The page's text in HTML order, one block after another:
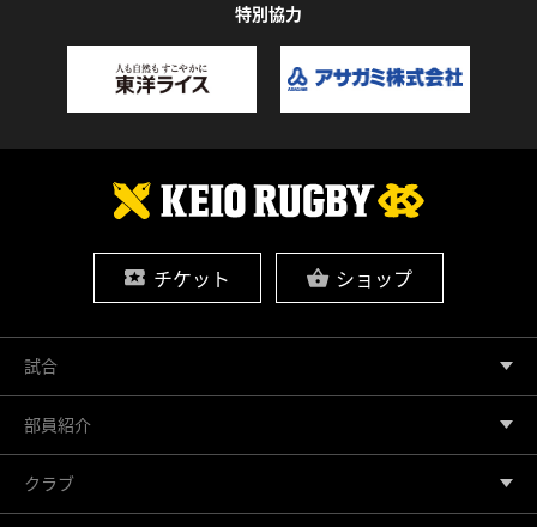
特別協力
チケット ショップ
試合
部員紹介
クラブ